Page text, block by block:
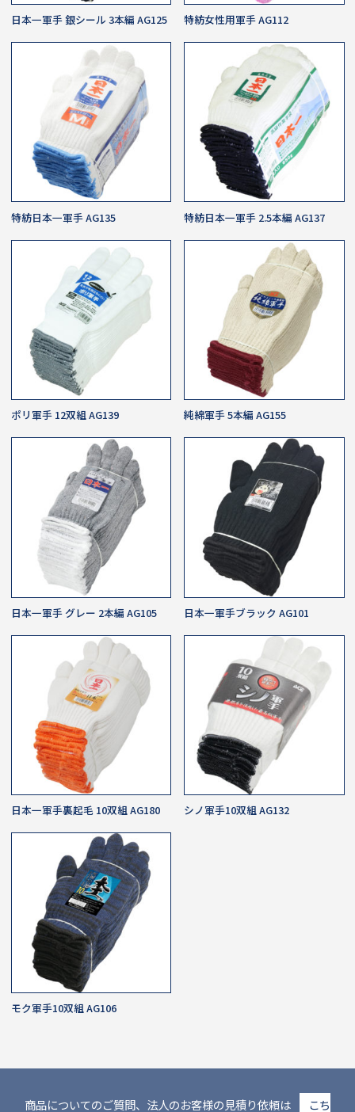
日本一軍手 銀シール 3本編 AG125 特紡女性用軍手 AG112
特紡日本一軍手 AG135 特紡日本一軍手 2.5本編 AG137
ポリ軍手 12双組 AG139 純綿軍手 5本編 AG155
日本一軍手 グレー 2本編 AG105 日本一軍手ブラック AG101
日本一軍手裏起毛 10双組 AG180 シノ軍手10双組 AG132
モク軍手10双組 AG106
商品についてのご質問、法人のお客様の見積り依頼は こち